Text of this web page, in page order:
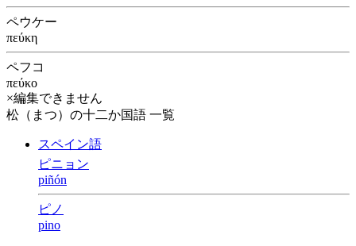
ペウケー
πεύκη
ペフコ
πεύκο
×編集できません
松（まつ）の十二か国語 一覧
スペイン語
ピニョン
piñón
ピノ
pino